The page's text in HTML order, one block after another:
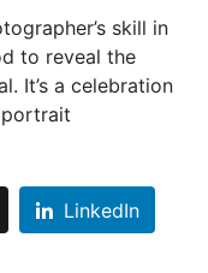
skill in
to reveal the
It’s a celebration
LinkedIn